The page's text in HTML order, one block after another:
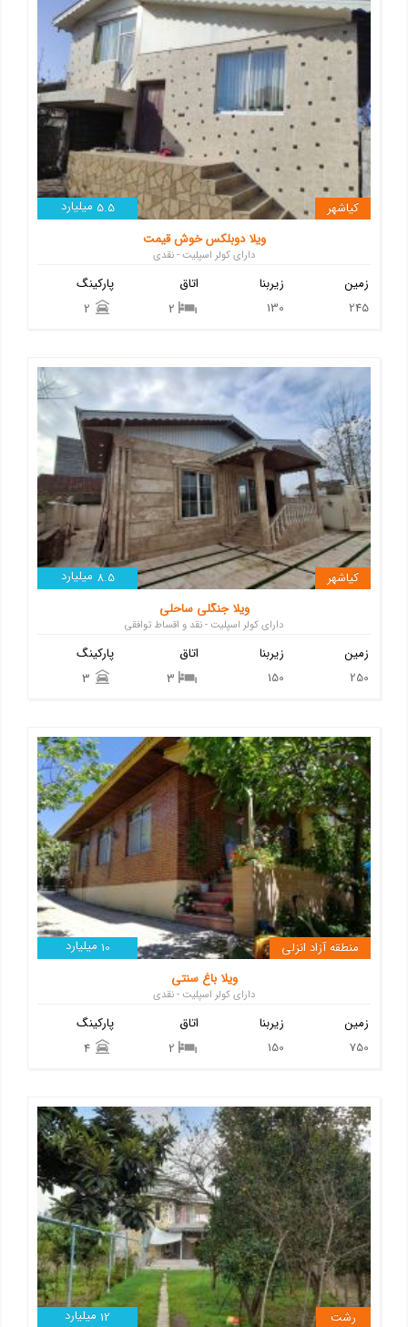
5.5 میلیارد
کیاشهر
ویلا دوبلکس خوش قیمت
دارای کولر اسپلیت - نقدی
پارکینگ
اتاق
2
زیربنا
130
زمین
245
8.5 میلیارد
کیاشهر
ویلا جنگلی ساحلی
دارای کولر اسپلیت - نقد و اقساط توافقی
پارکینگ
اتاق
3
زیربنا
150
زمین
250
10 میلیارد
منطقه آزاد انزلی
ویلا باغ سنتی
دارای کولر اسپلیت - نقدی
پارکینگ
اتاق
2
زیربنا
150
زمین
750
12 میلیارد رشت